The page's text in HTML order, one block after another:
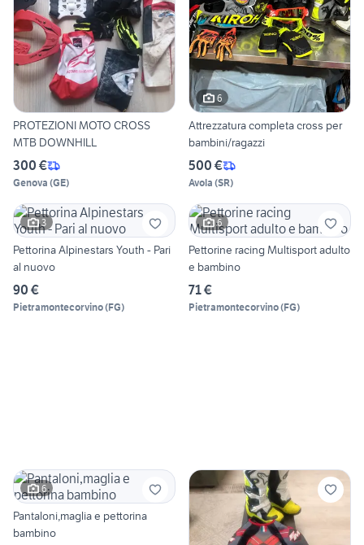
PROTEZIONI MOTO CROSS
MTB DOWNHILL
300 €
Genova (GE)
6
Attrezzatura completa cross per
bambini/ragazzi
500 €
Avola (SR)
3
Pettorina Alpinestars Youth - Pari
al nuovo
90 €
Pietramontecorvino(FG)
6
Pettorine racing Multisport adulto
e bambino
71 €
Pietramontecorvino(FG)
6
Pantaloni,maglia e pettorina
bambino